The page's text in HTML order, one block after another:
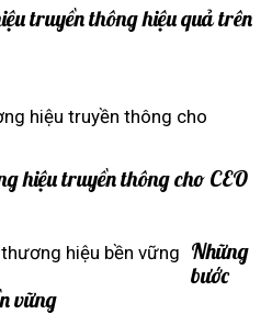
truyền thông hiệu quả trên
hiệu truyền thông cho CEO
Những
bước
vững